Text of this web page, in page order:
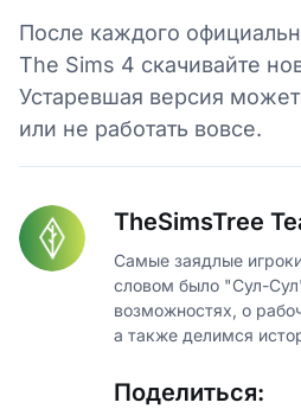
После каждого
The Sims 4 скачивайте
Устаревшая версия
или не работать вовсе.
TheSimsTree
Самые заядлые
словом было "Сул-
возможностях, о
а также делимся
Поделиться: